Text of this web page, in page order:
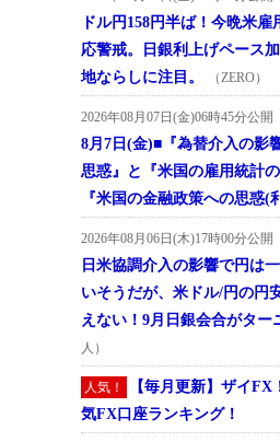
ドル円158円半ば！今晩米
応警戒。日銀利上げペース
地ならしに注目。
（ZERO）
2026年08月07日(金)06時45分公開
8月7日(金)■『為替介入の影
思惑』と『米国の雇用統計
『米国の金融政策への思惑(
2026年08月06日(木)17時00分公開
日米協調介入の影響で円は
いそうだが、米ドル/円の円
えない！9月日銀会合がタ
人）
人気！
【毎月更新】ザイFX
気FX口座ランキング！